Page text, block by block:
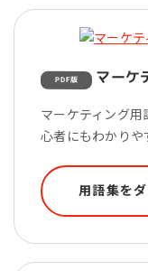
PDF版 マーケ
マーケティング
心者にもわかりや
用語集を